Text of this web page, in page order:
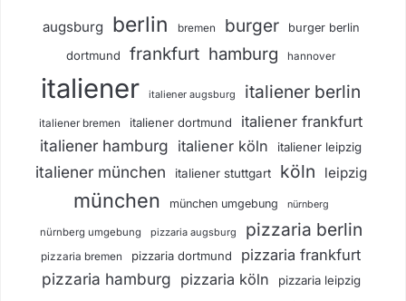
augsburg berlin bremen burger burger berlin
dortmund frankfurt hamburg hannover
italiener italiener augsburg italiener berlin
italiener bremen italiener dortmund italiener frankfurt
italiener hamburg italiener köln italiener leipzig
italiener münchen italiener stuttgart köln leipzig
münchen münchen umgebung nürnberg
nürnberg umgebung pizzaria augsburg pizzaria berlin
pizzaria bremen pizzaria dortmund pizzaria frankfurt
pizzaria hamburg pizzaria köln pizzaria leipzig